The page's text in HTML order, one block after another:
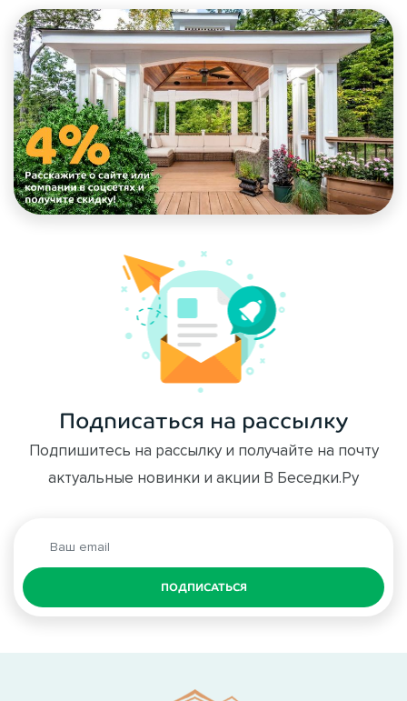
Подписаться на рассылку
Подпишитесь на рассылку и получайте на почту
актуальные новинки и акции В Беседки.Ру
ПОДПИСАТЬСЯ